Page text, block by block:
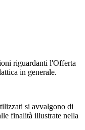
riguardanti l'Offerta
in generale.
si avvalgono di
finalità illustrate nella